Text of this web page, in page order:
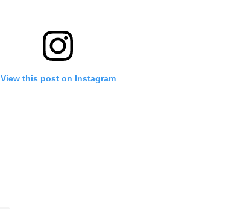
View this post on Instagram